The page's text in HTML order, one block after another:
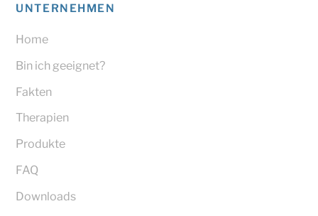
UNTERNEHMEN
Home
Bin ich geeignet?
Fakten
Therapien
Produkte
FAQ
Downloads